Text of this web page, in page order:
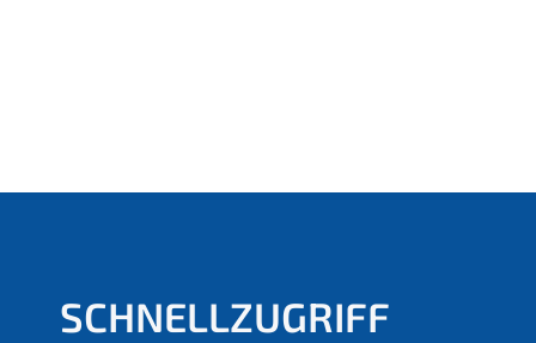
SCHNELLZUGRIFF